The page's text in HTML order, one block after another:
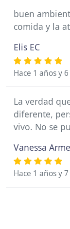
buen
comida y la
Elis EC
Hace 1 años y
La verdad
diferente,
vivo. No se
Vanessa
Hace 1 años y